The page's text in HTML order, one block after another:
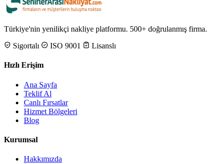
Türkiye'nin yenilikçi nakliye platformu. 500+ doğrulanmış firma.
Sigortalı
ISO 9001 Lisanslı
Hızlı Erişim
Ana Sayfa
Teklif Al
Canlı Fırsatlar
Hizmet Bölgeleri
Blog
Kurumsal
Hakkımızda